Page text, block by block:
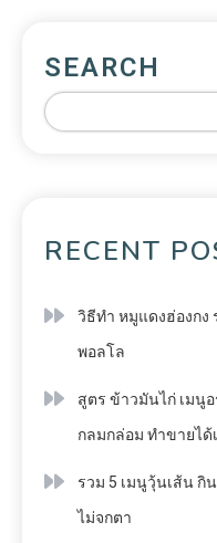
SEARCH
RECENT
วิธีทำ หมูแดงฮ่องกง
พอลโล
สูตร ข้าวมันไก่ เมนู
กลมกล่อม ทำขายได้
รวม 5 เมนูวุ้นเส้น กิ
ไม่จกตา